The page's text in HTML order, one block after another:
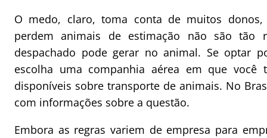
O medo, claro, toma conta de muitos
perdem animais de estimação não são tão
despachado pode gerar no animal. Se optar
escolha uma companhia aérea em que você
disponíveis sobre transporte de animais. No
com informações sobre a questão.
Embora as regras variem de empresa para